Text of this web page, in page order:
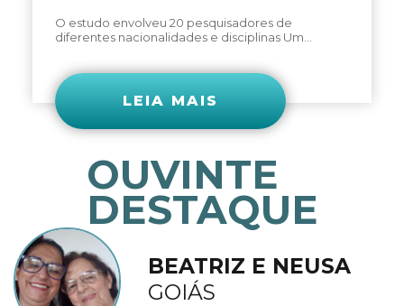
O estudo envolveu 20 pesquisadores de
diferentes nacionalidades e disciplinas Um...
LEIA MAIS
OUVINTE
DESTAQUE
BEATRIZ E NEUSA
GOIÁS